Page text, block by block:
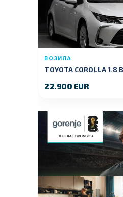
ВОЗИЛА
TOYOTA COROLLA 1.8
22.900 EUR